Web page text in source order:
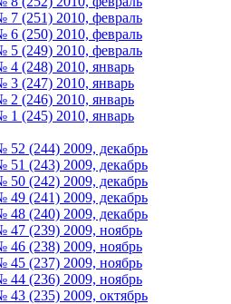
7 (251) 2010, февраль
6 (250) 2010, февраль
5 (249) 2010, февраль
4 (248) 2010, январь
3 (247) 2010, январь
2 (246) 2010, январь
1 (245) 2010, январь
52 (244) 2009, декабрь
51 (243) 2009, декабрь
50 (242) 2009, декабрь
49 (241) 2009, декабрь
48 (240) 2009, декабрь
47 (239) 2009, ноябрь
46 (238) 2009, ноябрь
45 (237) 2009, ноябрь
44 (236) 2009, ноябрь
43 (235) 2009, октябрь